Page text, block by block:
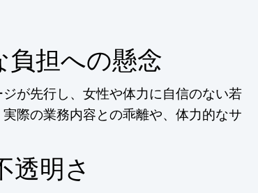
負担への懸念
が先行し、女性や体力に自信のない若
際の業務内容との乖離や、体力的なサ
透明さ